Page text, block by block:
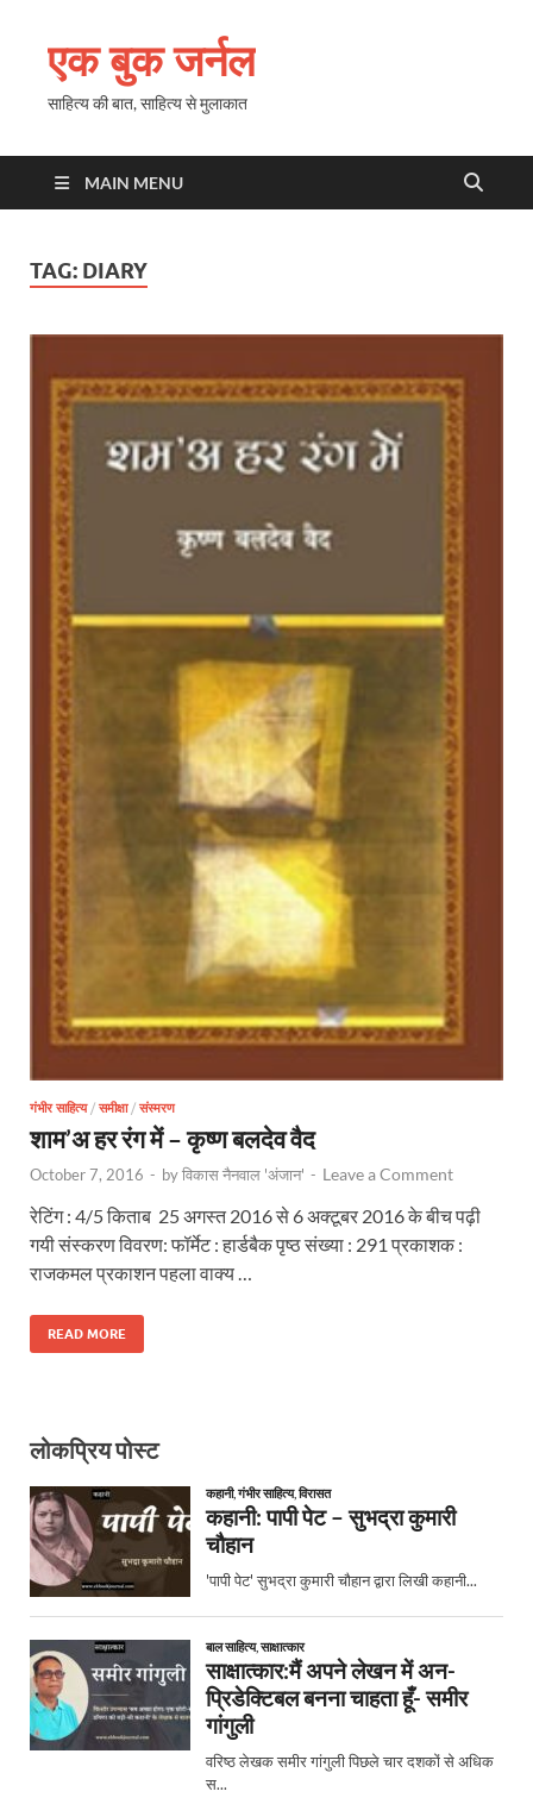
एक बुक जर्नल
साहित्य की बात, साहित्य से मुलाकात
MAIN MENU
TAG: DIARY
गंभीर साहित्य/ समीक्षा/ संस्मरण
शाम’अ हर रंग में – कृष्ण बलदेव वैद
October 7, 2016 - byविकास नैनवाल 'अंजान' - Leave a Comment
रेटिंग : 4/5 किताब 25 अगस्त 2016 से 6 अक्टूबर 2016 के बीच पढ़ी
गयी संस्करण विवरण: फॉर्मेट : हार्डबैक पृष्ठ संख्या : 291 प्रकाशक :
राजकमल प्रकाशन पहला वाक्य …
READ MORE
लोकप्रिय पोस्ट